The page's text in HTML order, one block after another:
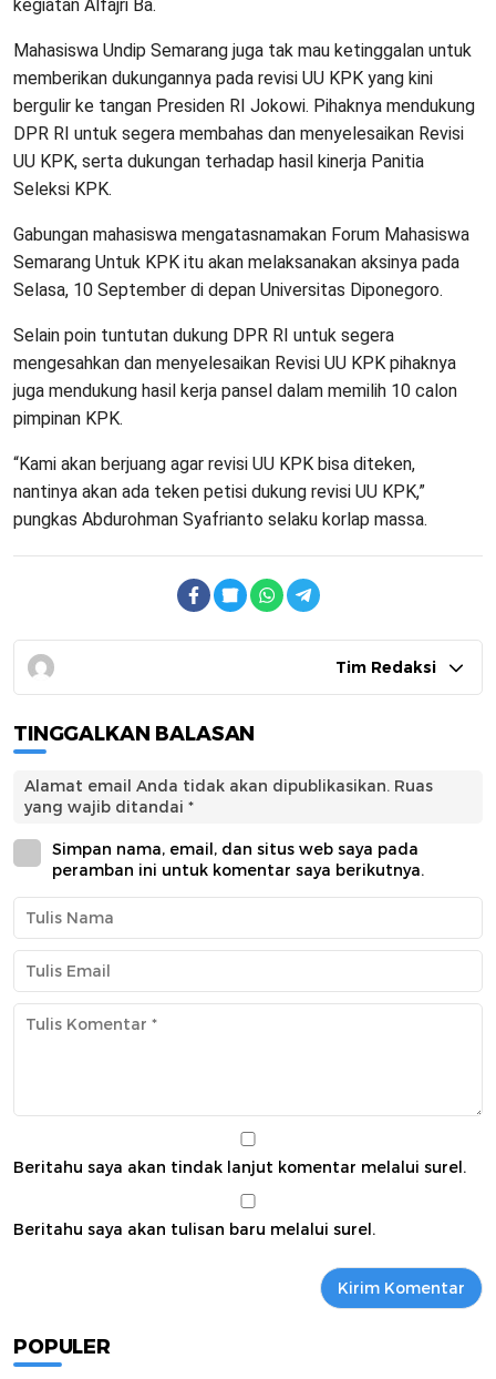
kegiatan Alfajri Ba.
Mahasiswa Undip Semarang juga tak mau ketinggalan untuk
memberikan dukungannya pada revisi UU KPK yang kini
bergulir ke tangan Presiden RI Jokowi. Pihaknya mendukung
DPR RI untuk segera membahas dan menyelesaikan Revisi
UU KPK, serta dukungan terhadap hasil kinerja Panitia
Seleksi KPK.
Gabungan mahasiswa mengatasnamakan Forum Mahasiswa
Semarang Untuk KPK itu akan melaksanakan aksinya pada
Selasa, 10 September di depan Universitas Diponegoro.
Selain poin tuntutan dukung DPR RI untuk segera
mengesahkan dan menyelesaikan Revisi UU KPK pihaknya
juga mendukung hasil kerja pansel dalam memilih 10 calon
pimpinan KPK.
“Kami akan berjuang agar revisi UU KPK bisa diteken,
nantinya akan ada teken petisi dukung revisi UU KPK,”
pungkas Abdurohman Syafrianto selaku korlap massa.
Tim Redaksi
TINGGALKAN BALASAN
Alamat email Anda tidak akan dipublikasikan. Ruas
yang wajib ditandai *
Simpan nama, email, dan situs web saya pada
peramban ini untuk komentar saya berikutnya.
Beritahu saya akan tindak lanjut komentar melalui surel.
Beritahu saya akan tulisan baru melalui surel.
POPULER